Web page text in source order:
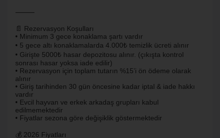
⸻
📄 Rezervasyon Koşulları
• Minimum 3 gece konaklama şartı vardır
• 5 gece altı konaklamalarda 4.000₺ temizlik ücreti alınır
• Girişte 5000₺ hasar depozitosu alınır. (çıkışta kontrol
sonrası hasar yoksa iade edilir)
• Rezervasyon için toplam tutarın %15’i ön ödeme olarak
alınır
• Giriş tarihinden 30 gün öncesine kadar iptal & iade hakkı
vardır
• Evcil hayvan ve erkek arkadaş grupları kabul
edilmemektedir
• Fiyatlar sezona göre değişiklik göstermektedir
💰 2026 Fiyatları